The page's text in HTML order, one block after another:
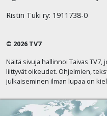
Ristin Tuki ry: 1911738-0
© 2026 TV7
Näitä sivuja hallinnoi Taivas
liittyvät oikeudet. Ohjelmien,
julkaiseminen ilman lupaa on